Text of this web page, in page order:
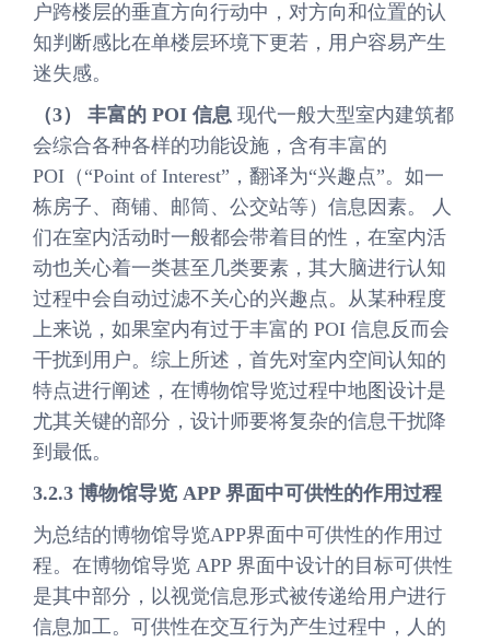
户跨楼层的垂直方向行动中，对方向和位置的认
知判断感比在单楼层环境下更若，用户容易产生
迷失感。
（3） 丰富的 POI 信息 现代一般大型室内建筑都
会综合各种各样的功能设施，含有丰富的
POI（“Point of Interest”，翻译为“兴趣点”。如一
栋房子、商铺、邮筒、公交站等）信息因素。 人
们在室内活动时一般都会带着目的性，在室内活
动也关心着一类甚至几类要素，其大脑进行认知
过程中会自动过滤不关心的兴趣点。从某种程度
上来说，如果室内有过于丰富的 POI 信息反而会
干扰到用户。综上所述，首先对室内空间认知的
特点进行阐述，在博物馆导览过程中地图设计是
尤其关键的部分，设计师要将复杂的信息干扰降
到最低。
3.2.3 博物馆导览 APP 界面中可供性的作用过程
为总结的博物馆导览APP界面中可供性的作用过
程。在博物馆导览 APP 界面中设计的目标可供性
是其中部分，以视觉信息形式被传递给用户进行
信息加工。可供性在交互行为产生过程中，人的